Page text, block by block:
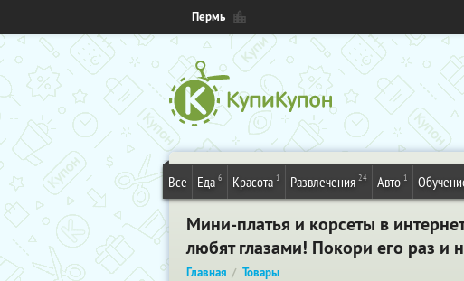
Пермь
Все Еда 6 Красота 1 Развлечения 24 Авто 1
Мини-платья и корсеты в
любят глазами! Покори его раз и
Главная Товары